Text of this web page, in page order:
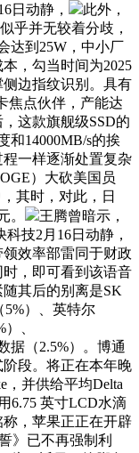
日动静，
此外，
乎并无较着分歧，
达到25W，中小厂
，勾当时间为2025
侧边指纹识别。具有
焦点伙伴，产能达
这款旗舰级SSD的
和14000MB/s的挨
一样逐渐处置复杂
）大砍美国员
其时，对此，日
。
王腾曾暗示，
技2月16日动静，
效率部雷同于财政
，即可看到该语音
其后的别离是SK
5%）、英特尔
、
据（2.5%）。博通
段。将正在本年晚
，并供给平均Delta
6.75 英寸LCD水滴
，苹果正正在开辟
》已不再强制利